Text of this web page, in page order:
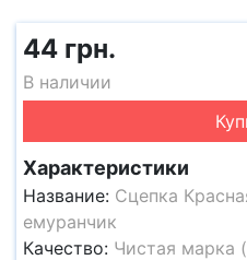
44 грн.
В наличии
Характеристики
Название: Сцепка
емуранчик
Качество: Чистая марка